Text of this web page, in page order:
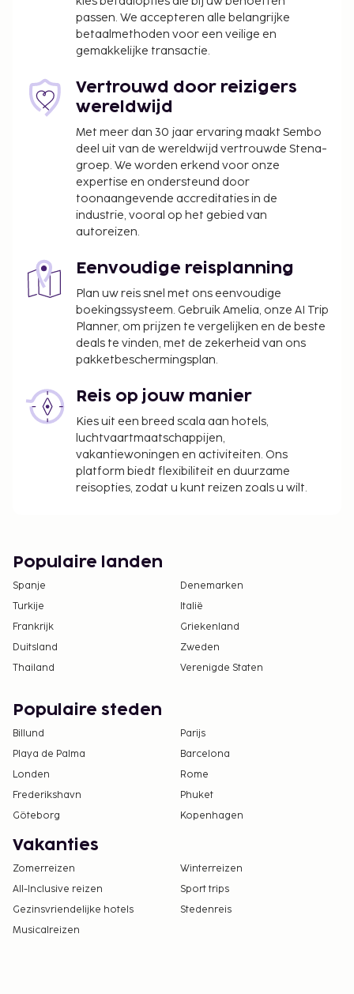
en in het weekend is dit beschikbaar van 08.00 uur
tot 11.00 uur.
Toeslag voor het ontbijtbuffet: ca. EUR 15 per
persoon
Toeslag voor babybed: EUR 15 per verblijf
Deze lijst is mogelijk niet volledig. Toeslagen en
borgsommen zijn mogelijk excl. btw en kunnen
Gasten kunnen overal contactloos betalen.
passen. We accepteren alle belangrijke
betaalmethoden voor een veilige en
gemakkelijke transactie.
Vertrouwd door reizigers
wereldwijd
Met meer dan 30 jaar ervaring maakt Sembo
deel uit van de wereldwijd vertrouwde Stena-
groep. We worden erkend voor onze
expertise en ondersteund door
toonaangevende accreditaties in de
industrie, vooral op het gebied van
autoreizen.
Eenvoudige reisplanning
Plan uw reis snel met ons eenvoudige
boekingssysteem. Gebruik Amelia, onze AI Trip
Planner, om prijzen te vergelijken en de beste
deals te vinden, met de zekerheid van ons
pakketbeschermingsplan.
Reis op jouw manier
Kies uit een breed scala aan hotels,
luchtvaartmaatschappijen,
vakantiewoningen en activiteiten. Ons
platform biedt flexibiliteit en duurzame
reisopties, zodat u kunt reizen zoals u wilt.
Populaire landen
Spanje
Denemarken
Turkije
Italië
Frankrijk
Griekenland
Duitsland
Zweden
Thailand
Verenigde Staten
Populaire steden
Billund
Parijs
Playa de Palma
Barcelona
Londen
Rome
Frederikshavn
Phuket
Göteborg
Kopenhagen
Vakanties
Zomerreizen
Winterreizen
All-Inclusive reizen
Sport trips
Gezinsvriendelijke hotels
Stedenreis
Musicalreizen